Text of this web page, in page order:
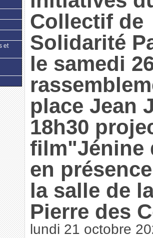
Collectif de
Solidarité
le samedi
place Jean
18h30
film"Jénine
en
la salle de
Pierre des
lundi 21 octobre
et